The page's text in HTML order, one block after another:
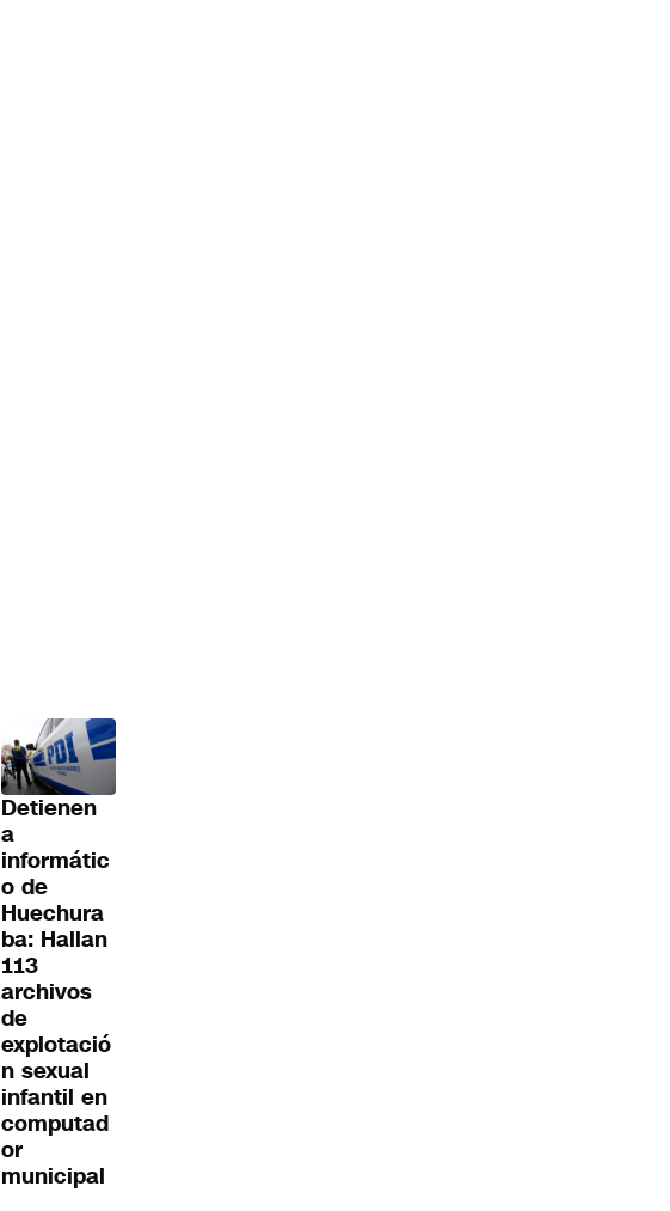
Detienen
a
informátic
o de
Huechura
ba: Hallan
113
archivos
de
explotació
n sexual
infantil en
computad
or
municipal